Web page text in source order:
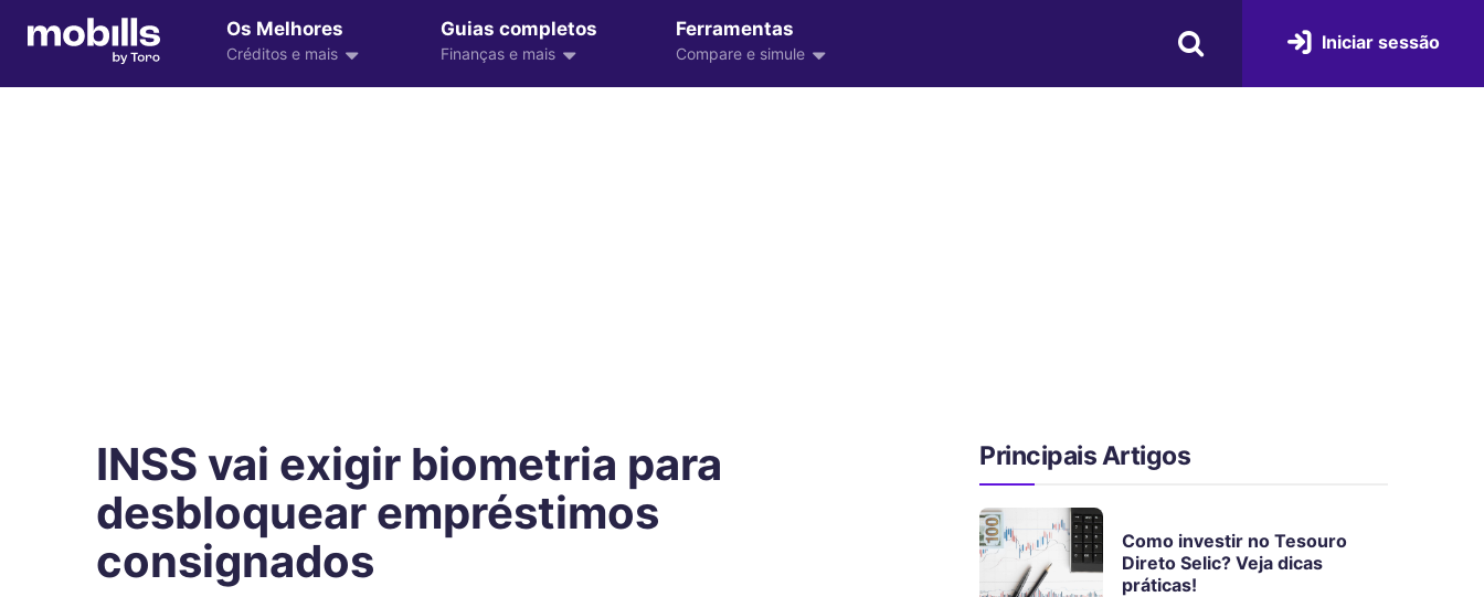
Os Melhores
Créditos e mais
Guias completos
Finanças e mais
Ferramentas
Compare e simule
Iniciar sessão
INSS vai exigir biometria para
desbloquear empréstimos
consignados
Principais Artigos
Como investir no Tesouro
Direto Selic? Veja dicas
práticas!